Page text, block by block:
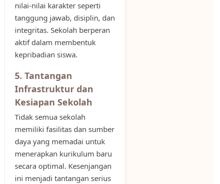
nilai-nilai karakter seperti
tanggung jawab, disiplin, dan
integritas. Sekolah berperan
aktif dalam membentuk
kepribadian siswa.
5. Tantangan
Infrastruktur dan
Kesiapan Sekolah
Tidak semua sekolah
memiliki fasilitas dan sumber
daya yang memadai untuk
menerapkan kurikulum baru
secara optimal. Kesenjangan
ini menjadi tantangan serius